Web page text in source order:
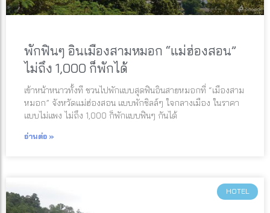
พักฟินๆ อินเมืองสามหมอก “แม่ฮ่องสอน”
ไม่ถึง 1,000 ก็พักได้
เข้าหน้าหนาวทั้งที ชวนไปพักแบบสุดฟินอินสายหมอกที่ “เมืองสาม
หมอก” จังหวัดแม่ฮ่องสอน แบบพักชิลล์ๆ ใจกลางเมือง ในราคา
แบบไม่แพง ไม่ถึง 1,000 ก็พักแบบฟินๆ กันได้
อ่านต่อ »
HOTEL